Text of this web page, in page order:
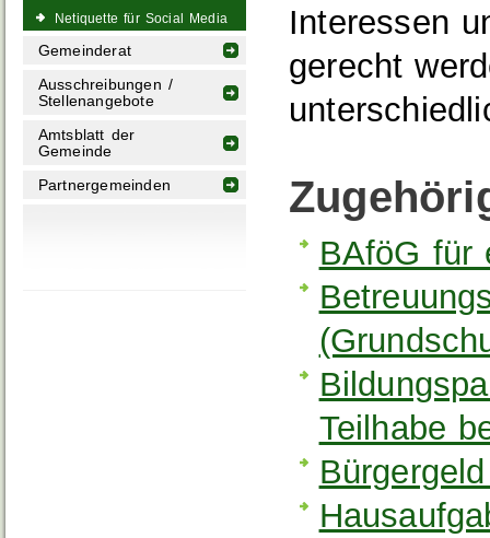
Netiquette für Social Media
Gemeinderat
Ausschreibungen /
Stellenangebote
Amtsblatt der
Gemeinde
Partnergemeinden
Interessen
gerecht
BAföG für
Teilhabe